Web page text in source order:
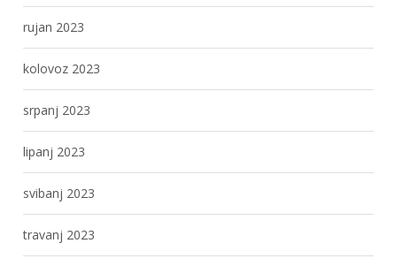
rujan 2023
kolovoz 2023
srpanj 2023
lipanj 2023
svibanj 2023
travanj 2023